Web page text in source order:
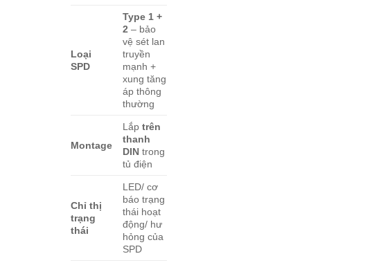
Loại
SPD
Type 1 +
2 – bảo
vệ sét lan
truyền
mạnh +
xung tăng
áp thông
thường
Montage
Lắptrên
thanh
DIN trong
tủ điện
Chỉ thị
trạng
thái
LED/ cơ
báo trạng
thái hoạt
động/ hư
hỏng của
SPD